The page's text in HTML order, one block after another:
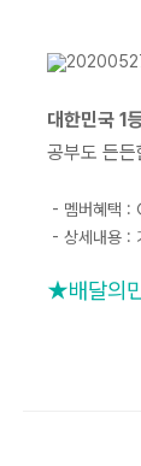
대한민국 1
공부도 든
- 멤버혜택 :
- 상세내용 :
★배달의